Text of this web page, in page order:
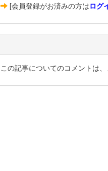
[会員登録がお済みの方はログ
この記事についてのコメントは、